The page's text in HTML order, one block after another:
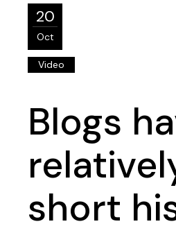
20
Oct
Video
Blogs
short